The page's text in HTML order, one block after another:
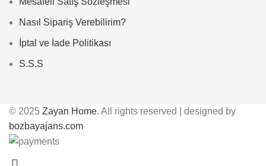
Nasıl Sipariş Verebilirim?
İptal ve İade Politikası
S.S.S
© 2025 Zayan Home. All rights reserved | designed by
bozbayajans.com